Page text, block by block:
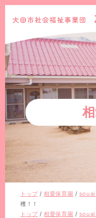
このページの本文へ
現
在
の
トップ /相愛保育園 / souai
穫！！
現トップ /相愛保育園 / souai